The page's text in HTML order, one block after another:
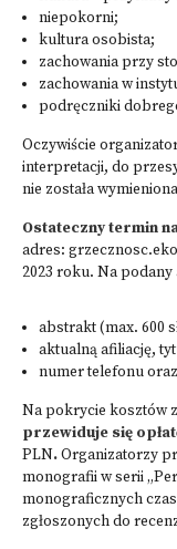
niepokorni;
kultura osobista;
zachowania przy
zachowania w
podręczniki
Oczywiście
interpretacji, do
nie została
Ostateczny termin
adres:
2023 roku. Na podany
abstrakt (max. 600
aktualną afiliację,
numer telefonu
Na pokrycie kosztów
przewiduje się
PLN.Organizatorzy
monografii w serii
monograficznych
zgłoszonych do